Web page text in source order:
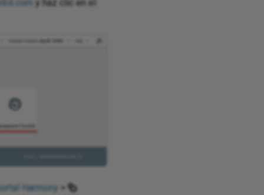
y haz clic en el
Harmony >